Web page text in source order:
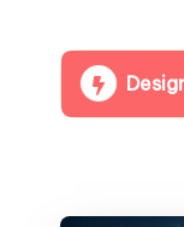
4
D
Gewinn!